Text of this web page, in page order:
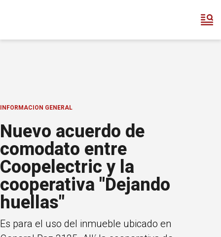
INFORMACION GENERAL
Nuevo acuerdo de
comodato entre
Coopelectric y la
cooperativa "Dejando
huellas"
Es para el uso del inmueble ubicado en